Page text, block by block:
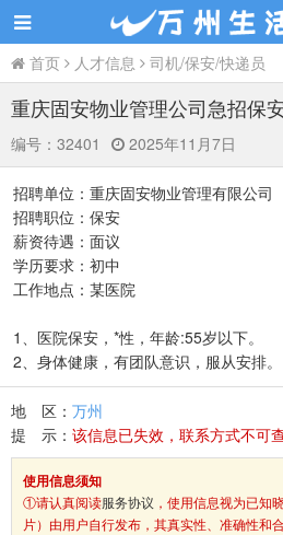
首页 人才信息 司机/保安/快递员
重庆固安物业管理公司急招保
编号： 32401 2025年11月7日
招聘单位：重庆固安物业管理有限公司
招聘职位：保安
薪资待遇：面议
学历要求：初中
工作地点：某医院
1、医院保安，*性，年龄:55岁以下。
2、身体健康，有团队意识，服从安排。
地 区： 万州
提 示： 该信息已失效，联系方式不可
使用信息须知
①请认真阅读服务协议 ，使用信息视为已知
片）由用户自行发布，其真实性、准确性和